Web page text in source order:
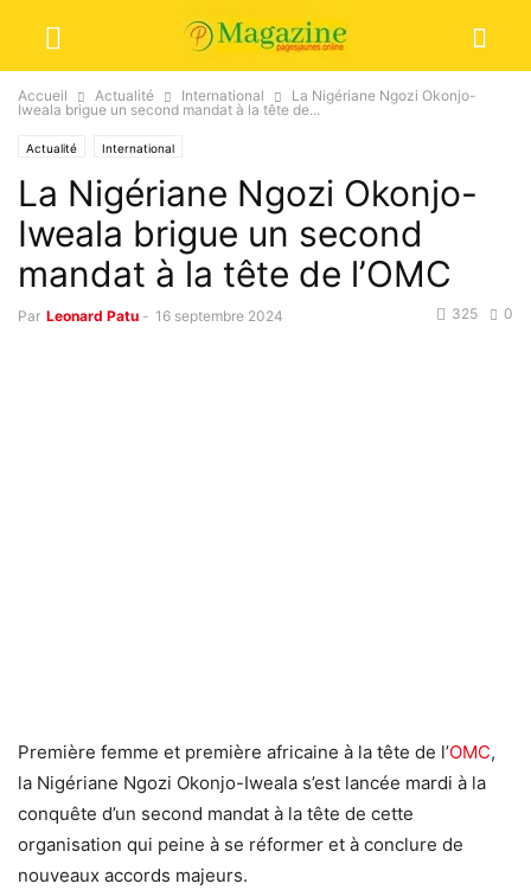
Accueil Actualité International
La Nigériane Ngozi Okonjo-
Iweala brigue un second mandat à la tête de...
Actualité International
La Nigériane Ngozi Okonjo-
Iweala brigue un second
mandat à la tête de l’OMC
Par Leonard Patu - 16 septembre 2024 0
325
Première femme et première africaine à la tête de l’OMC,
la Nigériane Ngozi Okonjo-Iweala s’est lancée mardi à la
conquête d’un second mandat à la tête de cette
organisation qui peine à se réformer et à conclure de
nouveaux accords majeurs.